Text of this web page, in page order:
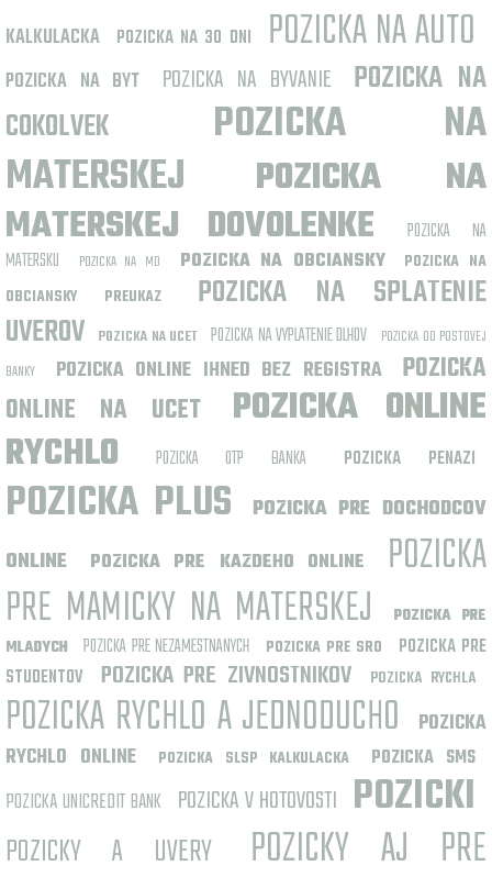
KALKULACKA
POZICKA NA 30 DNI POZICKA NA AUTO
POZICKA NA BYT POZICKA NA BYVANIE
POZICKA NA
COKOLVEK
POZICKA NA
MATERSKEJ
POZICKA NA
MATERSKEJ DOVOLENKE
POZICKA NA
MATERSKU
POZICKA NA MD POZICKA NA OBCIANSKY
POZICKA NA
OBCIANSKY PREUKAZ
POZICKA NA SPLATENIE
UVEROV
POZICKA NA UCET POZICKA NA VYPLATENIE DLHOV
POZICKA OD POSTOVEJ
BANKY
POZICKA ONLINE IHNED BEZ REGISTRA
POZICKA
ONLINE NA UCET
POZICKA ONLINE
RYCHLO
POZICKA OTP BANKA POZICKA PENAZI
POZICKA PLUS
POZICKA PRE DOCHODCOV
ONLINE
POZICKA PRE KAZDEHO ONLINE
POZICKA
PRE MAMICKY NA MATERSKEJ
POZICKA PRE
MLADYCH
POZICKA PRE NEZAMESTNANYCH POZICKA PRE SRO
POZICKA PRE
STUDENTOV
POZICKA PRE ZIVNOSTNIKOV POZICKA RYCHLA
POZICKA RYCHLO A JEDNODUCHO
POZICKA
RYCHLO ONLINE
POZICKA SLSP KALKULACKA POZICKA SMS
POZICKA UNICREDIT BANK POZICKA V HOTOVOSTI POZICKI
POZICKY A UVERY
POZICKY AJ PRE